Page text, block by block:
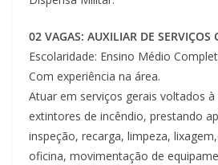
02 VAGAS: AUXILIAR DE SERVIÇOS
Escolaridade: Ensino Médio
Com experiência na área.
Atuar em serviços gerais voltados
extintores de incêndio, prestando
inspeção, recarga, limpeza,
oficina, movimentação de